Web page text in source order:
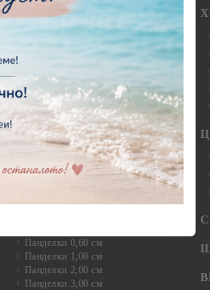
Закачалки
Крака за мебели
Други аксесоари, материали и
инструменти
Моливи, маркери, химикали,
пастели и восъци
Восъци
Маркери, флумастери, химикали
Пастели
Панделки, дантели и други
Панделки 0,60 см
Панделки 1,00 см
Панделки 2,00 см
Панделки 3,00 см